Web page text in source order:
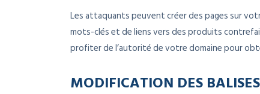
Les attaquants peuvent créer des pages sur
mots-clés et de liens vers des produits
profiter de l’autorité de votre domaine pour
MODIFICATION DES